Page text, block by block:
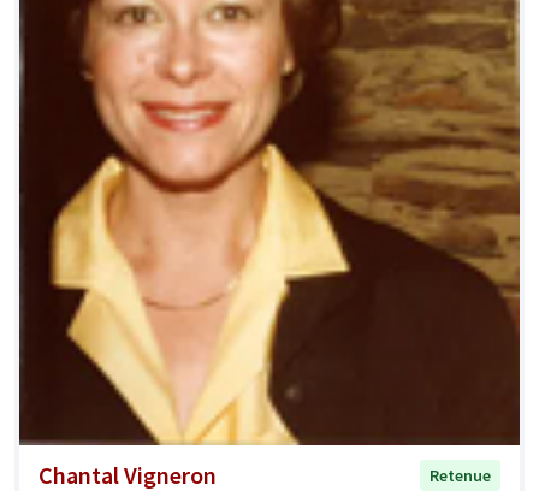
Chantal Vigneron
Retenue